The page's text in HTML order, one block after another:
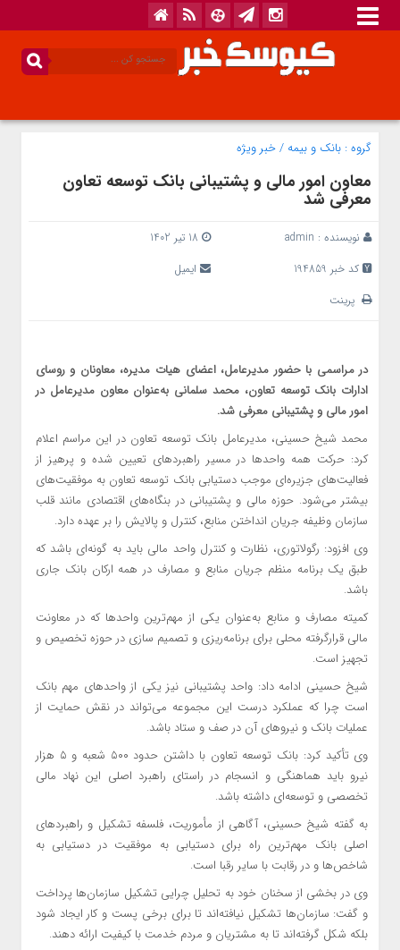
گروه : بانک‌ و بیمه /خبر ویژه
معاون امور مالی و پشتیبانی بانک توسعه تعاون
معرفی شد
نویسنده : admin
کد خبر 194859
ایمیل
پرینت
در مراسمی با حضور مدیرعامل، اعضای هیات مدیره، معاونان و روسای
ادارات بانک توسعه تعاون، محمد سلمانی به‌عنوان معاون مدیرعامل در
امور مالی و پشتیبانی معرفی شد.
محمد شیخ حسینی، مدیرعامل بانک توسعه تعاون در این مراسم اعلام
کرد: حرکت همه واحدها در مسیر راهبردهای تعیین شده و پرهیز از
فعالیت‌های جزیره‌ای موجب دستیابی بانک توسعه تعاون به موفقیت‌های
بیشتر می‌شود. حوزه مالی و پشتیبانی در بنگاه‌های اقتصادی مانند قلب
سازمان وظیفه جریان انداختن منابع، کنترل و پالایش را بر عهده دارد.
وی افزود: رگولاتوری، نظارت و کنترل واحد مالی باید به گونه‌ای باشد که
طبق یک برنامه منظم جریان منابع و مصارف در همه ارکان بانک جاری
باشد.
کمیته مصارف و منابع به‌عنوان یکی از مهم‌ترین واحدها که در معاونت
مالی قرارگرفته محلی برای برنامه‌ریزی و تصمیم سازی در حوزه تخصیص و
تجهیز است.
شیخ حسینی ادامه داد: واحد پشتیبانی نیز یکی از واحدهای مهم بانک
است چرا که عملکرد درست این مجموعه می‌تواند در نقش حمایت از
عملیات بانک و نیروهای آن در صف و ستاد باشد.
وی تأکید کرد: بانک توسعه تعاون با داشتن حدود ۵۰۰ شعبه و ۵ هزار
نیرو باید هماهنگی و انسجام در راستای راهبرد اصلی این نهاد مالی
تخصصی و توسعه‌ای داشته باشد.
به گفته شیخ حسینی، آگاهی از مأموریت، فلسفه تشکیل و راهبردهای
اصلی بانک مهم‌ترین راه برای دستیابی به موفقیت در دستیابی به
شاخص‌ها و در رقابت با سایر رقبا است.
وی در بخشی از سخنان خود به تحلیل چرایی تشکیل سازمان‌ها پرداخت
و گفت: سازمان‌ها تشکیل نیافته‌اند تا برای برخی پست و کار ایجاد شود
بلکه شکل گرفته‌اند تا به مشتریان و مردم خدمت با کیفیت ارائه دهند.